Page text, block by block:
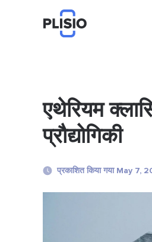
एथेरियम
प्रौद्योगिकी
प्रकाशित किया गया May